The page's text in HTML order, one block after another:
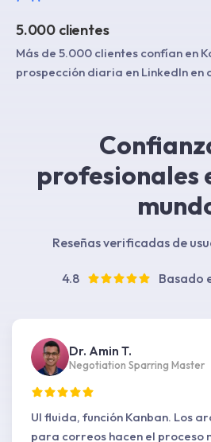
5.000 clientes
Más de 5.000 clientes confían en
prospección diaria en LinkedIn en
profesionales
Reseñas verificadas de
4.8 Basado
Dr. Amin T.
Negotiation Sparring Master
UI fluida, función Kanban. Los
para correos hacen el proceso